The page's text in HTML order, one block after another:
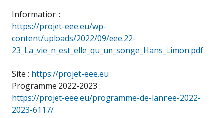
Information :
https://projet-eee.eu/wp-
content/uploads/2022/09/eee.22-
23_La_vie_n_est_elle_qu_un_songe_Hans_Limon.pdf
Site : https://projet-eee.eu
Programme 2022-2023 :
https://projet-eee.eu/programme-de-lannee-2022-
2023-6117/